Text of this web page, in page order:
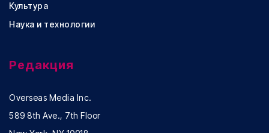
Культура
Наука и технологии
Редакция
Overseas Media Inc.
589 8th Ave., 7th Floor